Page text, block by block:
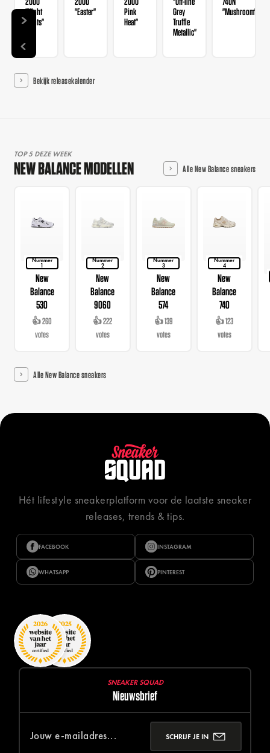
"Night
Lights"
"Easter"
Pink
Heat"
Grey
Truffle
Metallic"
"Mushroom"
Bekijk releasekalender
TOP 5 DEZE WEEK
NEW BALANCE MODELLEN Alle New Balance sneakers
Nummer
1
New
Balance
530
👍 260
votes
Nummer
2
New
Balance
9060
👍 222
votes
Nummer
3
New
Balance
574
👍 139
votes
Nummer
4
New
Balance
740
👍 123
votes
Alle New Balance sneakers
Hét lifestyle sneakerplatform voor de laatste sneaker
releases, trends & tips.
FACEBOOK INSTAGRAM
WHATSAPP PINTEREST
SNEAKER SQUAD
Nieuwsbrief
SCHRIJF JE IN